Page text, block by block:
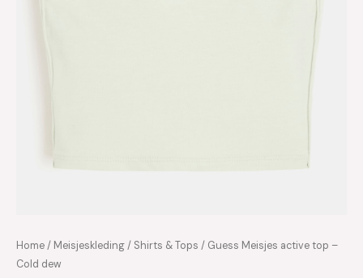
Home/ Meisjeskleding/ Shirts & Tops / Guess Meisjes active top –
Cold dew